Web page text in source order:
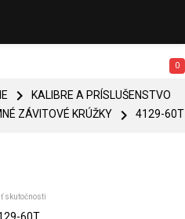
0
 KALIBRE A PRÍSLUŠENSTVO
ZÁVITOVÉ KRÚŽKY  4129-60T
skutočnosti